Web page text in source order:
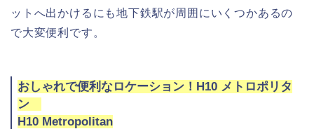
ットへ出かけるにも地下鉄駅が周囲にいくつかあるの
で大変便利です。
おしゃれで便利なロケーション！H10 メトロポリタ
ン
H10 Metropolitan